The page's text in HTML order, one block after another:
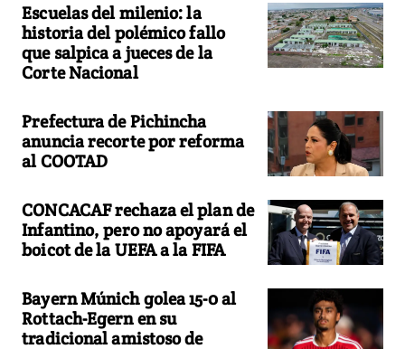
Escuelas del milenio: la
historia del polémico fallo
que salpica a jueces de la
Corte Nacional
Prefectura de Pichincha
anuncia recorte por reforma
al COOTAD
CONCACAF rechaza el plan de
Infantino, pero no apoyará el
boicot de la UEFA a la FIFA
Bayern Múnich golea 15-0 al
Rottach-Egern en su
tradicional amistoso de